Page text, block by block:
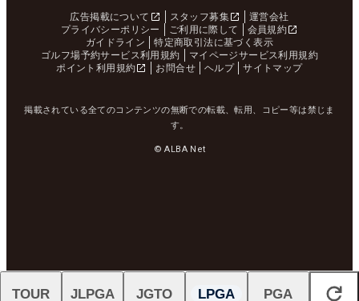
広告掲載について スタッフ募集
運営会社
プライバシーポリシー
ご利用に際して
会員規約
ガイドライン
特定商取引法に基づく表示
ゴルフ場予約サービス利用規約
マイページサービス利用規約
ポイント利用規約
お問合せ ヘルプ サイトマップ
掲載されている全てのコンテンツの無断での転載、転用、コピー等は禁じま
す。
© ALBA Net
閉じる
TOUR JLPGA JGTO LPGA PGA